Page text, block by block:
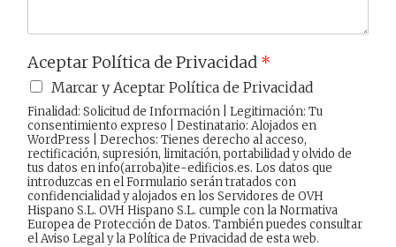
Aceptar Política de Privacidad *
Marcar y Aceptar Política de Privacidad
Finalidad: Solicitud de Información | Legitimación: Tu
consentimiento expreso | Destinatario: Alojados en
WordPress | Derechos: Tienes derecho al acceso,
rectificación, supresión, limitación, portabilidad y olvido de
tus datos en info(arroba)ite-edificios.es. Los datos que
introduzcas en el Formulario serán tratados con
confidencialidad y alojados en los Servidores de OVH
Hispano S.L. OVH Hispano S.L. cumple con la Normativa
Europea de Protección de Datos. También puedes consultar
elAviso Legaly laPolítica de Privacidadde esta web.